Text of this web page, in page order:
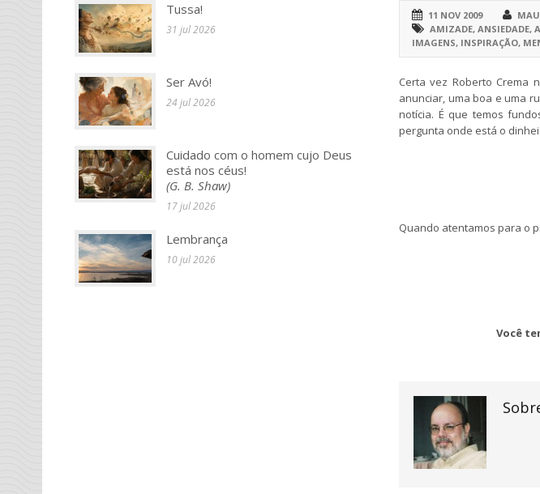
11 NOV 2009
AMIZADE, ANSIEDADE,
IMAGENS, INSPIRAÇÃO,
Certa vez Roberto Crema
anunciar, uma boa e uma
notícia. É que temos
pergunta onde está o
Quando atentamos para o
Você
Tussa!
31 jul 2026
Ser Avó!
24 jul 2026
Cuidado com o homem cujo Deus
está nos céus!
(G. B. Shaw)
17 jul 2026
Lembrança
10 jul 2026